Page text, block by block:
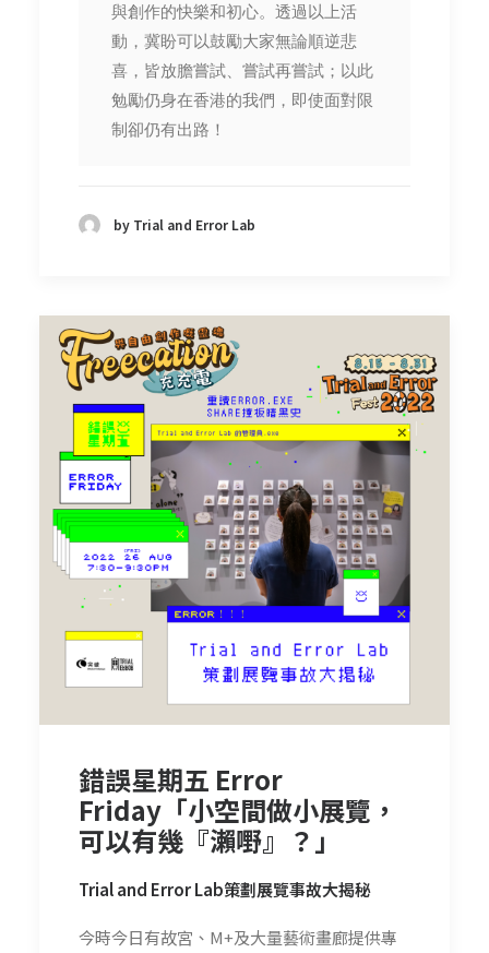
與創作的快樂和初心。透過以上活
動，冀盼可以鼓勵大家無論順逆悲
喜，皆放膽嘗試、嘗試再嘗試；以此
勉勵仍身在香港的我們，即使面對限
制卻仍有出路！
by Trial and Error Lab
錯誤星期五 Error
Friday「小空間做小展覽，
可以有幾『瀨嘢』？」
Trial and Error Lab策劃展覽事故大揭秘
今時今日有故宮、M+及大量藝術畫廊提供專